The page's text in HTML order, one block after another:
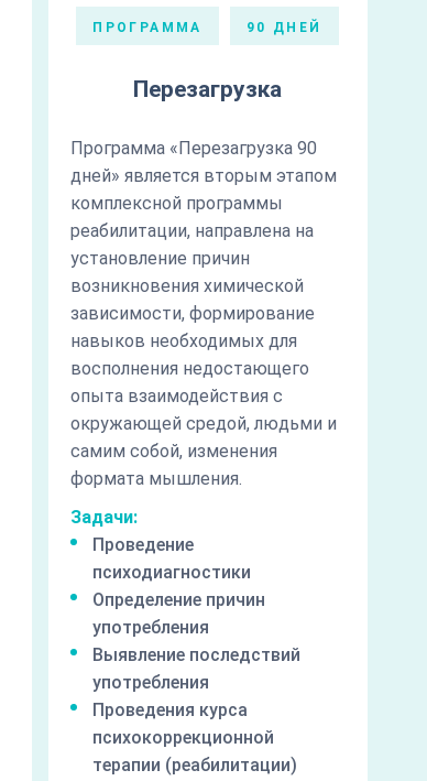
ПРОГРАММА 90 ДНЕЙ
Перезагрузка
Программа «Перезагрузка 90
дней» является вторым этапом
комплексной программы
реабилитации, направлена на
установление причин
возникновения химической
зависимости, формирование
навыков необходимых для
восполнения недостающего
опыта взаимодействия с
окружающей средой, людьми и
самим собой, изменения
формата мышления.
Задачи:
Проведение
психодиагностики
Определение причин
употребления
Выявление последствий
употребления
Проведения курса
психокоррекционной
терапии (реабилитации)